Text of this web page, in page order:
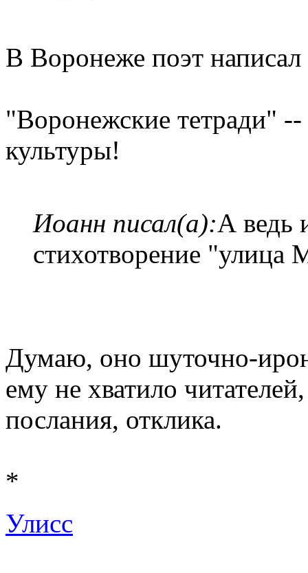
В Воронеже поэт
"Воронежские тетради"
культуры!
Иоанн писал(а):А ведь
стихотворение "улица
Думаю, оно шуточно-
ему не хватило
послания, отклика.
*
Улисс